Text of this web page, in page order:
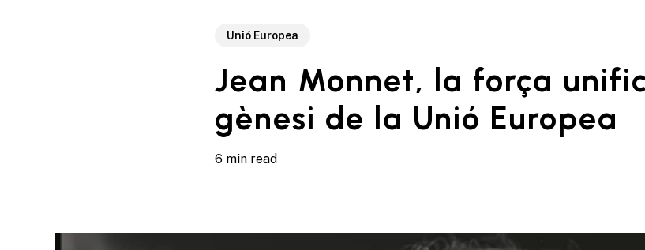
Unió Europea
Jean Monnet, la força
gènesi de la Unió Europea
6 min read